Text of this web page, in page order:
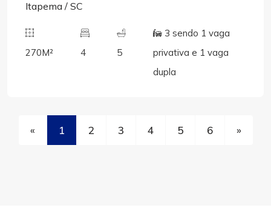
Itapema / SC
270M² 4 5
3 sendo 1 vaga
privativa e 1 vaga
dupla
« 1 2 3 4 5 6 »